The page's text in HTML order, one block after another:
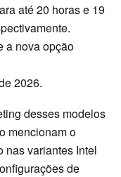
até 20 horas e 19
a nova opção
2026.
desses modelos
mencionam o
nas variantes Intel
de